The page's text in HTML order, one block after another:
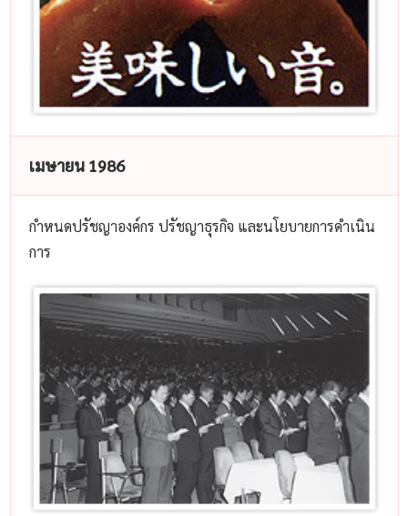
เมษายน 1986
กำหนดปรัชญาองค์กร ปรัชญาธุรกิจ และนโยบายการดำเนิน
การ